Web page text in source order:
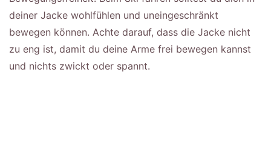
deiner Jacke wohlfühlen und uneingeschränkt
bewegen können. Achte darauf, dass die Jacke nicht
zu eng ist, damit du deine Arme frei bewegen kannst
und nichts zwickt oder spannt.